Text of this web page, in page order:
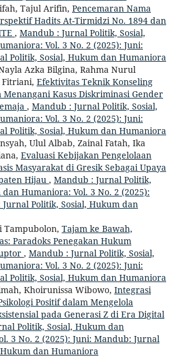
Tajul Arifin, Pencemaran Nama
Hadits At-Tirmidzi No. 1894 dan
, Mandub : Jurnal Politik, Sosial,
Vol. 3 No. 2 (2025): Juni:
Politik, Sosial, Hukum dan Humaniora
Azka Bilgina, Rahma Nurul
Fitriani, Efektivitas Teknik Konseling
Menangani Kasus Diskriminasi Gender
, Mandub : Jurnal Politik, Sosial,
Vol. 3 No. 2 (2025): Juni:
Politik, Sosial, Hukum dan Humaniora
Ulul Albab, Zainal Fatah, Ika
Evaluasi Kebijakan Pengelolaan
Masyarakat di Gresik Sebagai Upaya
Hijau , Mandub : Jurnal Politik,
Humaniora: Vol. 3 No. 2 (2025):
Politik, Sosial, Hukum dan
Tampubolon, Tajam ke Bawah,
Paradoks Penegakan Hukum
, Mandub : Jurnal Politik, Sosial,
Vol. 3 No. 2 (2025): Juni:
Politik, Sosial, Hukum dan Humaniora
Khoirunissa Wibowo, Integrasi
Positif dalam Mengelola
pada Generasi Z di Era Digital
Politik, Sosial, Hukum dan
3 No. 2 (2025): Juni: Mandub: Jurnal
dan Humaniora